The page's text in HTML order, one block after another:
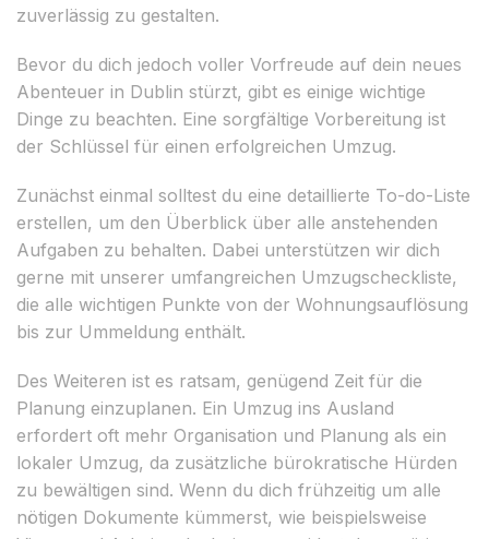
zuverlässig zu gestalten.
Bevor du dich jedoch voller Vorfreude auf dein neues
Abenteuer in Dublin stürzt, gibt es einige wichtige
Dinge zu beachten. Eine sorgfältige Vorbereitung ist
der Schlüssel für einen erfolgreichen Umzug.
Zunächst einmal solltest du eine detaillierte To-do-Liste
erstellen, um den Überblick über alle anstehenden
Aufgaben zu behalten. Dabei unterstützen wir dich
gerne mit unserer umfangreichen Umzugscheckliste,
die alle wichtigen Punkte von der Wohnungsauflösung
bis zur Ummeldung enthält.
Des Weiteren ist es ratsam, genügend Zeit für die
Planung einzuplanen. Ein Umzug ins Ausland
erfordert oft mehr Organisation und Planung als ein
lokaler Umzug, da zusätzliche bürokratische Hürden
zu bewältigen sind. Wenn du dich frühzeitig um alle
nötigen Dokumente kümmerst, wie beispielsweise